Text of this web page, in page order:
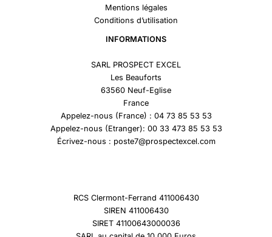
Mentions légales
Conditions d’utilisation
INFORMATIONS
SARL PROSPECT EXCEL
Les Beauforts
63560 Neuf-Eglise
France
Appelez-nous (France) : 04 73 85 53 53
Appelez-nous (Etranger): 00 33 473 85 53 53
Écrivez-nous : poste7@prospectexcel.com
RCS Clermont-Ferrand 411006430
SIREN 411006430
SIRET 41100643000036